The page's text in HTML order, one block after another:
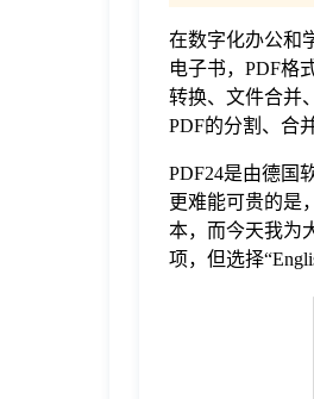
在数字化办公和
电子书，PDF格
转换、文件合并
PDF的分割、合
PDF24是由德国
更难能可贵的是
本，而今天我为
项，但选择